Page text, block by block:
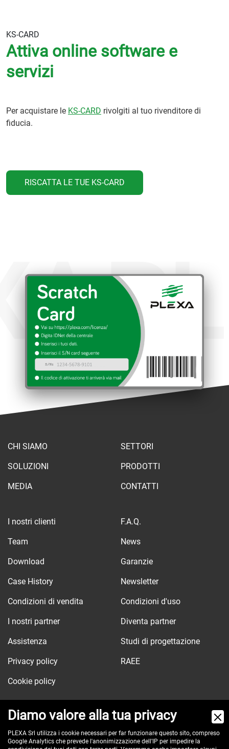
KS-CARD
Attiva online software e
servizi
Per acquistare le KS-CARD rivolgiti al tuo rivenditore di
fiducia.
RISCATTA LE TUE KS-CARD
Via dell'Orologio, 103
40037 Sasso Marconi (BO) - ITALY
CHI SIAMO SETTORI
SOLUZIONI PRODOTTI
MEDIA CONTATTI
I nostri clienti F.A.Q.
Team News
Download Garanzie
Case History Newsletter
Condizioni di vendita Condizioni d'uso
I nostri partner Diventa partner
Assistenza Studi di progettazione
Privacy policy RAEE
Cookie policy
Diamo valore alla tua privacy
PLEXA Srl utilizza i cookie necessari per far funzionare questo sito, compreso
Google Analytics che prevede l'anonimizzazione dell'IP per impedire la